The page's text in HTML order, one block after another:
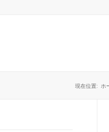
現在位置: ホ